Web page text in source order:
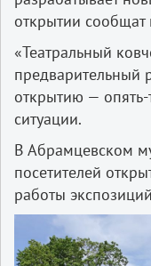
открытии сообщат
«Театральный
предварительный
открытию — опять-
ситуации.
В Абрамцевском
посетителей
работы